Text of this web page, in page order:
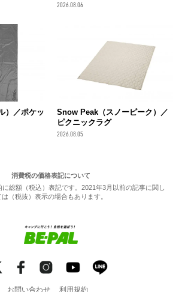
2026.08.06
）／ポケッ
Snow Peak（スノーピーク）／
ピクニックラグ
2026.08.05
消費税の価格表記について
総額（税込）表記です。2021年3月以前の記事に関し
は（税抜）表示の場合もあります。
お問い合わせ 利用規約